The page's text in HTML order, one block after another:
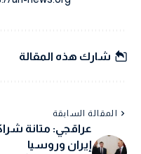
شارك هذه المقالة
المقالة السابقة
عراقجي: متانة
إيران وروسيا